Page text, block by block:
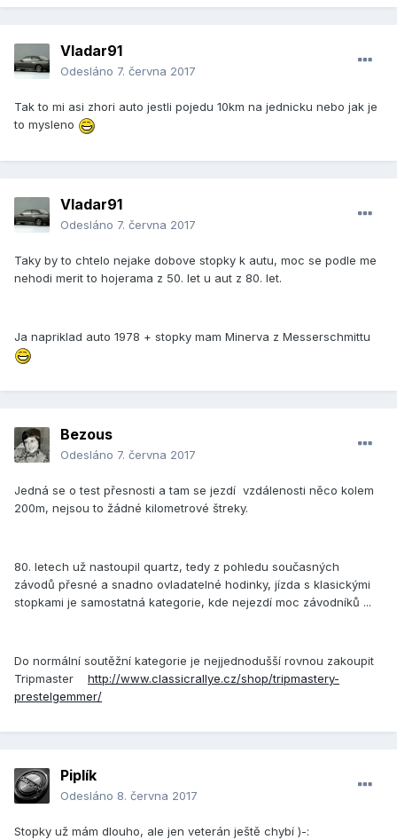
Vladar91
Odesláno 7. června 2017
Tak to mi asi zhori auto jestli pojedu 10km na jednicku nebo jak je
to mysleno
Vladar91
Odesláno 7. června 2017
Taky by to chtelo nejake dobove stopky k autu, moc se podle me
nehodi merit to hojerama z 50. let u aut z 80. let.
Ja napriklad auto 1978 + stopky mam Minerva z Messerschmittu
Bezous
Odesláno 7. června 2017
Jedná se o test přesnosti a tam se jezdí vzdálenosti něco kolem
200m, nejsou to žádné kilometrové štreky.
80. letech už nastoupil quartz, tedy z pohledu současných
závodů přesné a snadno ovladatelné hodinky, jízda s klasickými
stopkami je samostatná kategorie, kde nejezdí moc závodníků ...
Do normální soutěžní kategorie je nejjednodušší rovnou zakoupit
Tripmaster http://www.classicrallye.cz/shop/tripmastery-
prestelgemmer/
Piplík
Odesláno 8. června 2017
Stopky už mám dlouho, ale jen veterán ještě chybí )-: